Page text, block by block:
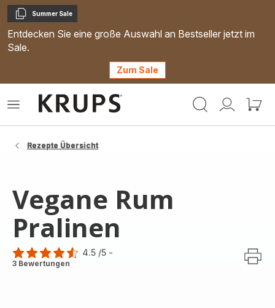
Kopieren
Summer Sale
Entdecken Sie eine große Auswahl an Bestseller jetzt im
Sale.
Zum Sale
Mein
Mein
Das
Rezepte Übersicht
Vegane Rum
Pralinen
ratings.4.5
4.5 /5 -
3 Bewertungen